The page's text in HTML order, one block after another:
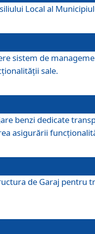
Local al
sistem de
sale.
benzi dedicate
asigurării
de Garaj pentru